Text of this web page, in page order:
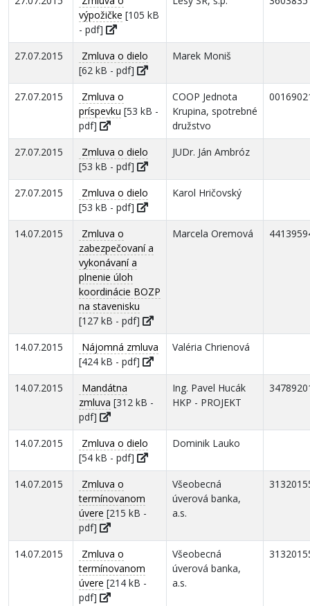
výpožičke [105 kB
- pdf]
27.07.2015
Zmluva o dielo
[62 kB - pdf]
Marek Moniš
27.07.2015
Zmluva o
príspevku [53 kB -
pdf]
COOP Jednota
Krupina, spotrebné
družstvo
27.07.2015
Zmluva o dielo
[53 kB - pdf]
JUDr. Ján Ambróz
27.07.2015
Zmluva o dielo
[53 kB - pdf]
Karol Hričovský
14.07.2015
Zmluva o
zabezpečovaní a
vykonávaní a
plnenie úloh
koordinácie BOZP
na stavenisku
[127 kB - pdf]
Marcela Oremová
14.07.2015
Nájomná zmluva
[424 kB - pdf]
Valéria Chrienová
14.07.2015
Mandátna
zmluva [312 kB -
pdf]
Ing. Pavel Hucák
HKP - PROJEKT
14.07.2015
Zmluva o dielo
[54 kB - pdf]
Dominik Lauko
14.07.2015
Zmluva o
termínovanom
úvere [215 kB -
pdf]
Všeobecná
úverová banka,
a.s.
14.07.2015
Zmluva o
termínovanom
úvere [214 kB -
pdf]
Všeobecná
úverová banka,
a.s.